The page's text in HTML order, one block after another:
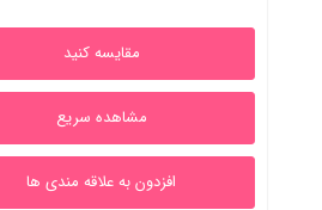
12,325,000ریال
1,260,000ریال
مقایسه کنید
مشاهده سریع
افزدون به علاقه مندی ها